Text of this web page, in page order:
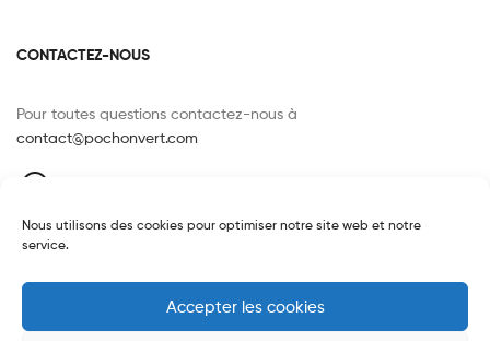
Nous utilisons des cookies pour optimiser notre site web et notre
service.
Accepter les cookies
CONTACTEZ-NOUS
Pour toutes questions contactez-nous à
contact@pochonvert.com